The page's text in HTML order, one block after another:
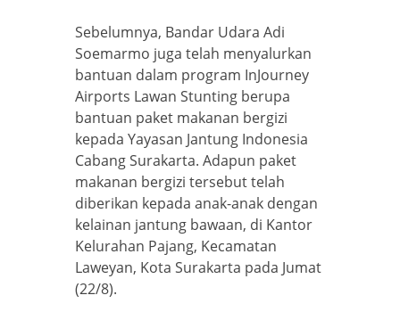
Sebelumnya, Bandar Udara Adi
Soemarmo juga telah menyalurkan
bantuan dalam program InJourney
Airports Lawan Stunting berupa
bantuan paket makanan bergizi
kepada Yayasan Jantung Indonesia
Cabang Surakarta. Adapun paket
makanan bergizi tersebut telah
diberikan kepada anak-anak dengan
kelainan jantung bawaan, di Kantor
Kelurahan Pajang, Kecamatan
Laweyan, Kota Surakarta pada Jumat
(22/8).